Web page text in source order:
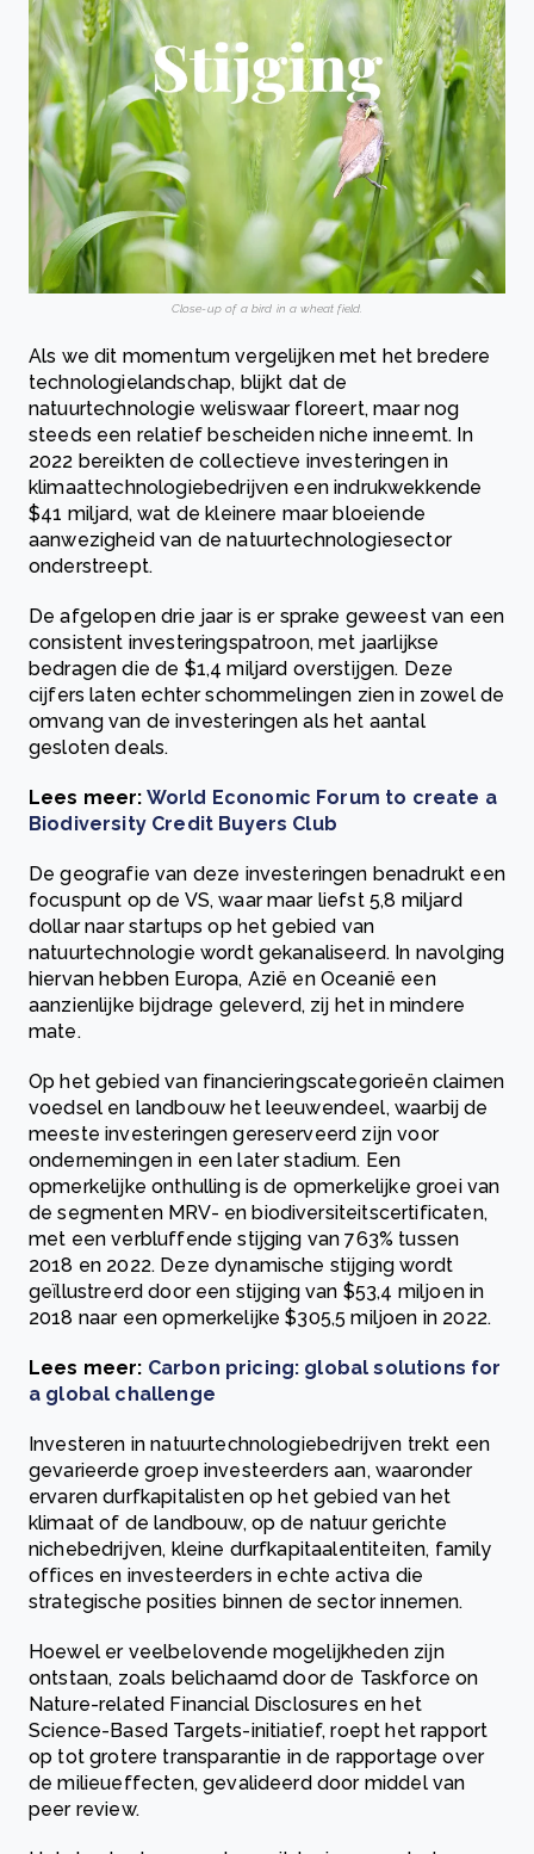
Close-up of a bird in a wheat field.
Als we dit momentum vergelijken met het bredere
technologielandschap, blijkt dat de
natuurtechnologie weliswaar floreert, maar nog
steeds een relatief bescheiden niche inneemt. In
2022 bereikten de collectieve investeringen in
klimaattechnologiebedrijven een indrukwekkende
$41 miljard, wat de kleinere maar bloeiende
aanwezigheid van de natuurtechnologiesector
onderstreept.
De afgelopen drie jaar is er sprake geweest van een
consistent investeringspatroon, met jaarlijkse
bedragen die de $1,4 miljard overstijgen. Deze
cijfers laten echter schommelingen zien in zowel de
omvang van de investeringen als het aantal
gesloten deals.
Lees meer: World Economic Forum to create a
Biodiversity Credit Buyers Club
De geografie van deze investeringen benadrukt een
focuspunt op de VS, waar maar liefst 5,8 miljard
dollar naar startups op het gebied van
natuurtechnologie wordt gekanaliseerd. In navolging
hiervan hebben Europa, Azië en Oceanië een
aanzienlijke bijdrage geleverd, zij het in mindere
mate.
Op het gebied van financieringscategorieën claimen
voedsel en landbouw het leeuwendeel, waarbij de
meeste investeringen gereserveerd zijn voor
ondernemingen in een later stadium. Een
opmerkelijke onthulling is de opmerkelijke groei van
de segmenten MRV- en biodiversiteitscertificaten,
met een verbluffende stijging van 763% tussen
2018 en 2022. Deze dynamische stijging wordt
geïllustreerd door een stijging van $53,4 miljoen in
2018 naar een opmerkelijke $305,5 miljoen in 2022.
Lees meer: Carbon pricing: global solutions for
a global challenge
Investeren in natuurtechnologiebedrijven trekt een
gevarieerde groep investeerders aan, waaronder
ervaren durfkapitalisten op het gebied van het
klimaat of de landbouw, op de natuur gerichte
nichebedrijven, kleine durfkapitaalentiteiten, family
offices en investeerders in echte activa die
strategische posities binnen de sector innemen.
Hoewel er veelbelovende mogelijkheden zijn
ontstaan, zoals belichaamd door de Taskforce on
Nature-related Financial Disclosures en het
Science-Based Targets-initiatief, roept het rapport
op tot grotere transparantie in de rapportage over
de milieueffecten, gevalideerd door middel van
peer review.